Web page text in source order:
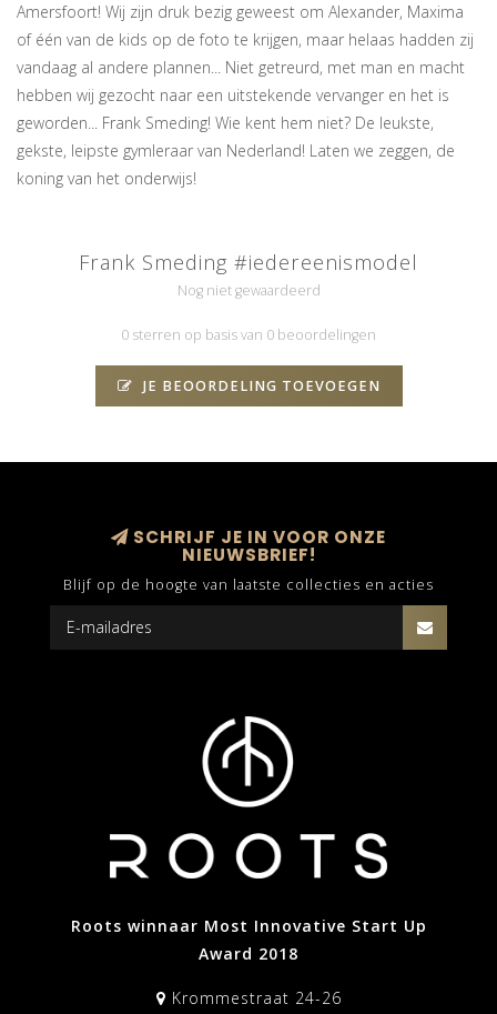
Amersfoort! Wij zijn druk bezig geweest om Alexander, Maxima
of één van de kids op de foto te krijgen, maar helaas hadden zij
vandaag al andere plannen... Niet getreurd, met man en macht
hebben wij gezocht naar een uitstekende vervanger en het is
geworden... Frank Smeding! Wie kent hem niet? De leukste,
gekste, leipste gymleraar van Nederland! Laten we zeggen, de
koning van het onderwijs!
Frank Smeding #iedereenismodel
Nog niet gewaardeerd
0 sterren op basis van 0 beoordelingen
JE BEOORDELING TOEVOEGEN
SCHRIJF JE IN VOOR ONZE
NIEUWSBRIEF!
Blijf op de hoogte van laatste collecties en acties
Roots winnaar Most Innovative Start Up
Award 2018
Krommestraat 24-26